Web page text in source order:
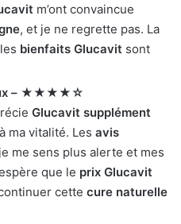
m’ont convaincue
, et je ne regrette pas. La
bienfaits Glucavit sont
– ★★★★☆
Glucavit supplément
ma vitalité. Les avis
me sens plus alerte et mes
que le prix Glucavit
cette cure naturelle